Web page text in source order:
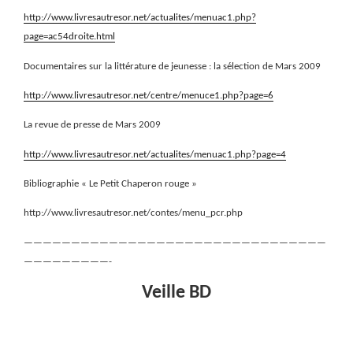
http://www.livresautresor.net/actualites/menuac1.php?
page=ac54droite.html
Documentaires sur la littérature de jeunesse : la sélection de Mars 2009
http://www.livresautresor.net/centre/menuce1.php?page=6
La revue de presse de Mars 2009
http://www.livresautresor.net/actualites/menuac1.php?page=4
Bibliographie « Le Petit Chaperon rouge »
http://www.livresautresor.net/contes/menu_pcr.php
————————————————————————————————
—————————-
Veille BD